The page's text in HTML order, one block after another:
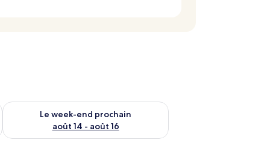
août 7 - août 9
Le week-end prochain
août 14 - août 16
Vérifier la disponibilité pour le week-end prochain août 14 -